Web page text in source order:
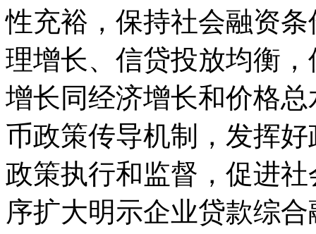
性充裕，保持社会融资
理增长、信贷投放均衡
增长同经济增长和价格
币政策传导机制，发挥
政策执行和监督，促进
序扩大明示企业贷款综